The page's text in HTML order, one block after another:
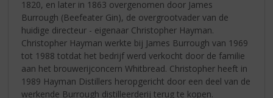
1820, en later in 1863 overgenomen door James
Burrough (Beefeater Gin), de overgrootvader van de
huidige directeur - eigenaar Christopher Hayman.
Christopher Hayman werkte bij James Burrough van 1969
tot 1988 totdat het bedrijf werd verkocht door de familie
aan het brouwerijconcern Whitbread. Christopher heeft in
1989 Hayman Distillers heropgericht door een deel van de
werkende Burrough distilleerderij terug te kopen.